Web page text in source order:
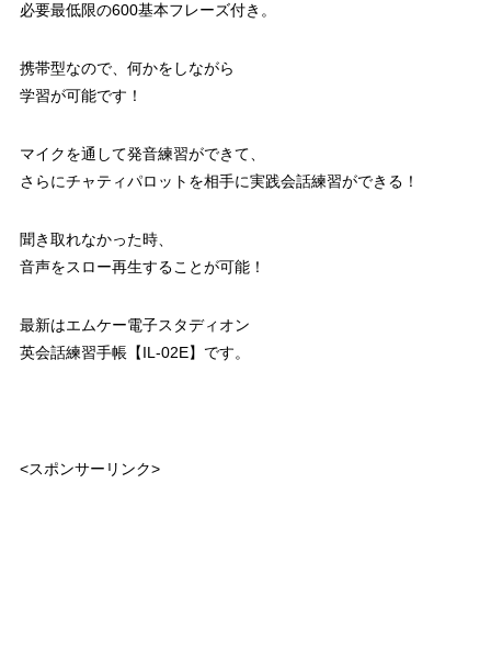
必要最低限の600基本フレーズ付き。
携帯型なので、何かをしながら
学習が可能です！
マイクを通して発音練習ができて、
さらにチャティパロットを相手に実践会話練習ができる！
聞き取れなかった時、
音声をスロー再生することが可能！
最新はエムケー電子スタディオン
英会話練習手帳【IL-02E】です。
<スポンサーリンク>